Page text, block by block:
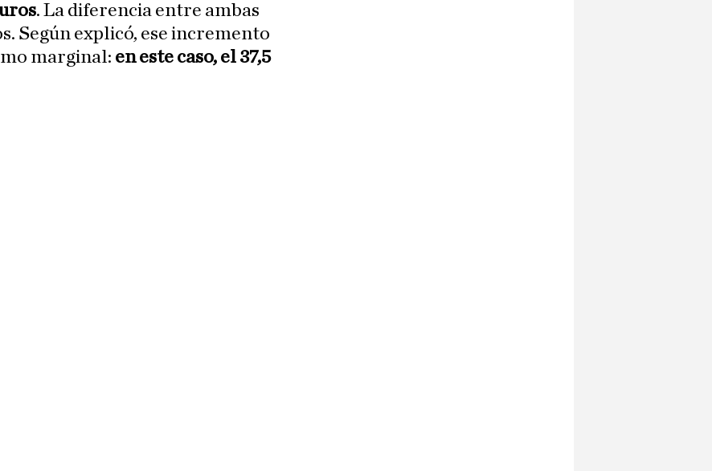
. La diferencia entre ambas
Según explicó, ese incremento
marginal: en este caso, el 37,5